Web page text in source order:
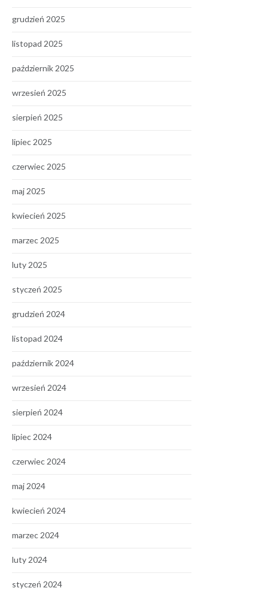
grudzień 2025
listopad 2025
październik 2025
wrzesień 2025
sierpień 2025
lipiec 2025
czerwiec 2025
maj 2025
kwiecień 2025
marzec 2025
luty 2025
styczeń 2025
grudzień 2024
listopad 2024
październik 2024
wrzesień 2024
sierpień 2024
lipiec 2024
czerwiec 2024
maj 2024
kwiecień 2024
marzec 2024
luty 2024
styczeń 2024